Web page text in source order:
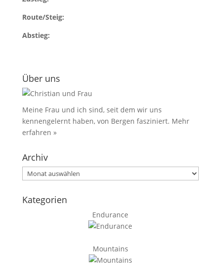
Route/Steig:
Abstieg:
Über uns
Meine Frau und ich sind, seit dem wir uns
kennengelernt haben, von Bergen fasziniert. Mehr
erfahren »
Archiv
Archiv
Kategorien
Endurance
Mountains